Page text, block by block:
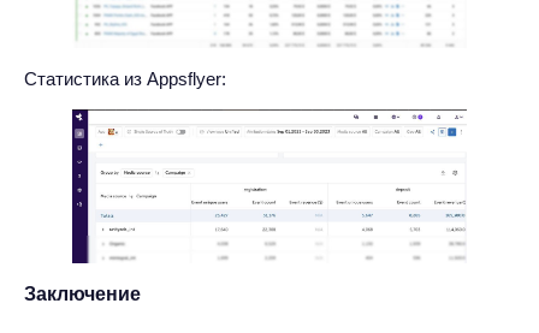
Статистика из Appsflyer:
Заключение